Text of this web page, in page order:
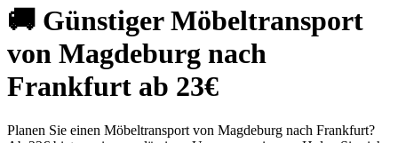
🚚 Günstiger Möbeltransport
von Magdeburg nach
Frankfurt ab 23€
Planen Sie einen Möbeltransport von Magdeburg nach Frankfurt?